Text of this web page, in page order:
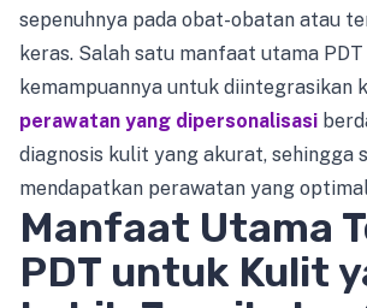
sepenuhnya pada obat-obatan atau
keras. Salah satu manfaat utama
kemampuannya untuk diintegrasikan
perawatan yang dipersonalisasi
diagnosis kulit yang akurat, sehingga
mendapatkan perawatan yang
Manfaat Utama
PDT untuk Kulit